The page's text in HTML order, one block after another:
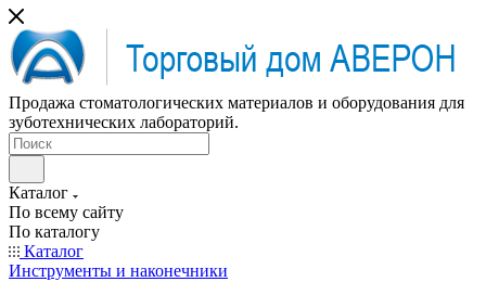
Продажа стоматологических материалов и оборудования для
зуботехнических лабораторий.
Каталог
По всему сайту
По каталогу
Каталог
Инструменты и наконечники